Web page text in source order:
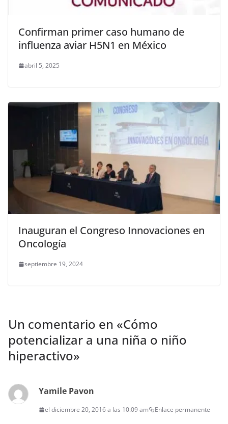
Confirman primer caso humano de
influenza aviar H5N1 en México
abril 5, 2025
Inauguran el Congreso Innovaciones en
Oncología
septiembre 19, 2024
Un comentario en «Cómo
potencializar a una niña o niño
hiperactivo»
Yamile Pavon
el diciembre 20, 2016 a las 10:09 am Enlace permanente